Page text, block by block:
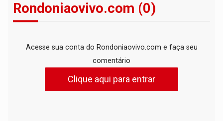
Rondoniaovivo.com (0)
Acesse sua conta do Rondoniaovivo.com e faça seu
comentário
Clique aqui para entrar